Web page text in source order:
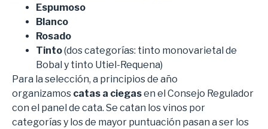
Espumoso
Blanco
Rosado
Tinto(dos categorías: tinto monovarietal de
Bobal y tinto Utiel-Requena)
Para la selección, a principios de año
organizamos catas a ciegasen el Consejo Regulador
con el panel de cata. Se catan los vinos por
categorías y los de mayor puntuación pasan a ser los